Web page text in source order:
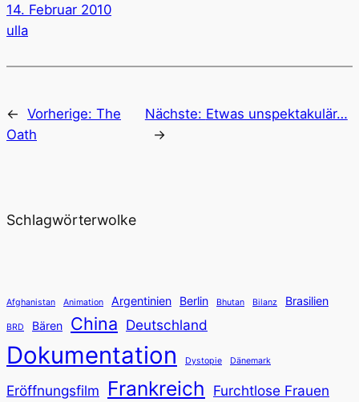
14. Februar 2010
ulla
← Vorherige: The
Oath
Nächste: Etwas unspektakulär…
→
Schlagwörterwolke
Afghanistan Animation Argentinien Berlin Bhutan Bilanz Brasilien
BRD Bären China Deutschland
Dokumentation Dystopie Dänemark
Eröffnungsfilm Frankreich Furchtlose Frauen